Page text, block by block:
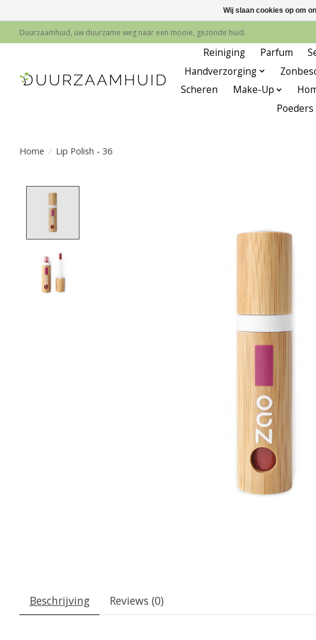
Duurzaamhuid, uw duurzame weg naar een mooie, gezonde huid.
Reiniging Parfum
Handverzorging
Scheren
Make-Up
Poeders
Home / Lip Polish - 36
Beschrijving Reviews (0)
Wij slaan cookies op om